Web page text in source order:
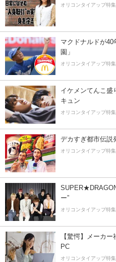
オリコンタイアップ特集
マクドナルドが
園」
オリコンタイアップ特集
イケメンてんこ盛
キュン
オリコンタイアップ特集
デカすぎ都市伝説
オリコンタイアップ特集
ー”
オリコンタイアップ特集
【驚愕】メーカ
PC
オリコンタイアップ特集